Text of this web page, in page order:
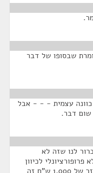
שבסופו של דבר
עצמית - - - אבל
דבר.
לנו שזה לא
לכיוון